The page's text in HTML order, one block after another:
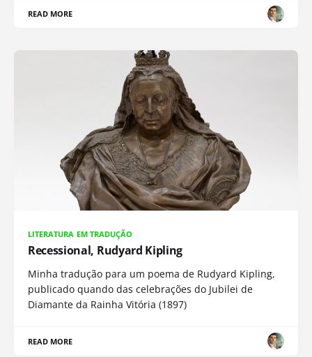
READ MORE
LITERATURA EM TRADUÇÃO
Recessional, Rudyard Kipling
Minha tradução para um poema de Rudyard Kipling,
publicado quando das celebrações do Jubilei de
Diamante da Rainha Vitória (1897)
READ MORE